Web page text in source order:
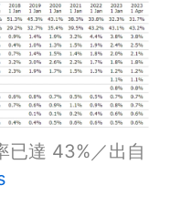
達 43%／出自